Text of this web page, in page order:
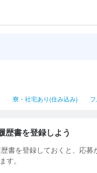
寮・社宅あり(住み込み)
歴書を登録しよう
書を登録しておくと、応募
す。